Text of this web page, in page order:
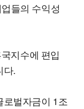
들의 수익성
지수에 편입
다.
로벌자금이 1조